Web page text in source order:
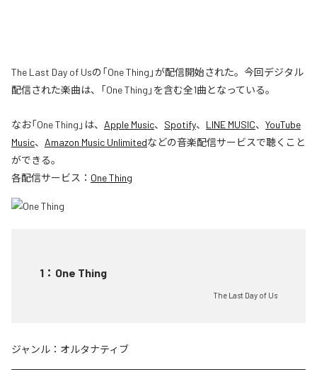
The Last Day of Usの「One Thing」が配信開始された。今回デジタル
配信された楽曲は、「One Thing」を含む全1曲となっている。
なお「One Thing 」は、 Apple Music、 Spotify、 LINE MUSIC、 YouTube
Music、 Amazon Music Unlimitedなどの音楽配信サービスで聴くこと
ができる。
各配信サービス： One Thing
1 ： One Thing
The Last Day of Us
ジャンル： オルタナティブ